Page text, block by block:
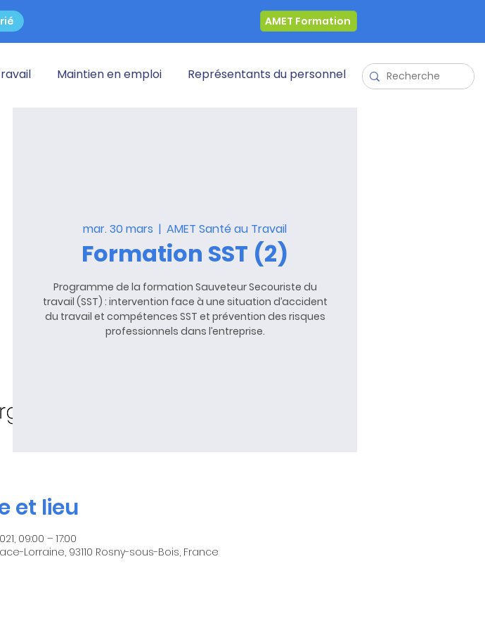
AMET Formation
Maintien en emploi Représentants du personnel
mar. 30 mars
  |
AMET Santé au Travail
Formation SST (2)
Programme de la formation Sauveteur Secouriste du
travail (SST) : intervention face à une situation d’accident
du travail et compétences SST et prévention des risques
professionnels dans l’entreprise.
et lieu
09:00 – 17:00
Lorraine, 93110 Rosny-sous-Bois, France